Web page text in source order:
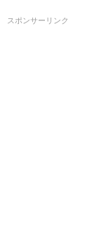
スポンサーリンク